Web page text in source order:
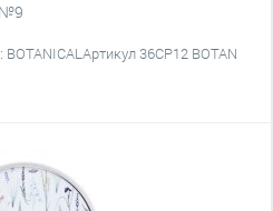
36CP12 BOTAN